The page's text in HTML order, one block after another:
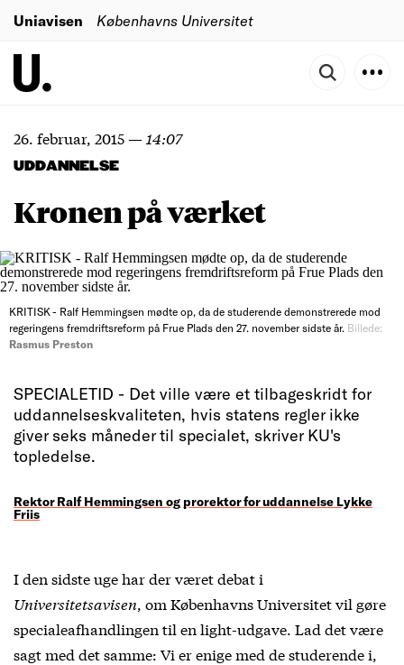
Uniavisen Københavns Universitet
26. februar, 2015— 14:07
UDDANNELSE
Kronen på værket
KRITISK - Ralf Hemmingsen mødte op, da de studerende demonstrerede mod
regeringens fremdriftsreform på Frue Plads den 27. november sidste år. Billede:
Rasmus Preston
SPECIALETID - Det ville være et tilbageskridt for
uddannelseskvaliteten, hvis statens regler ikke
giver seks måneder til specialet, skriver KU's
topledelse.
Rektor Ralf Hemmingsen og prorektor for uddannelse Lykke
Friis
I den sidste uge har der været debat i
Universitetsavisen, om Københavns Universitet vil gøre
specialeafhandlingen til en light-udgave. Lad det være
sagt med det samme: Vi er enige med de studerende i,